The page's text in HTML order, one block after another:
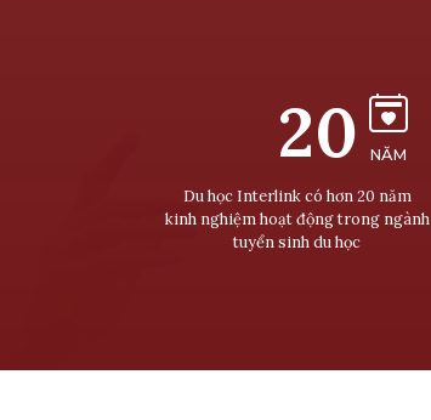
20 NĂM
Du học Interlink có hơn 20 năm
kinh nghiệm hoạt động trong ngành
tuyển sinh du học